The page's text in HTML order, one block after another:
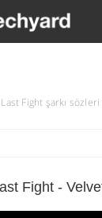
Fight şarkı sözleri
Fight -